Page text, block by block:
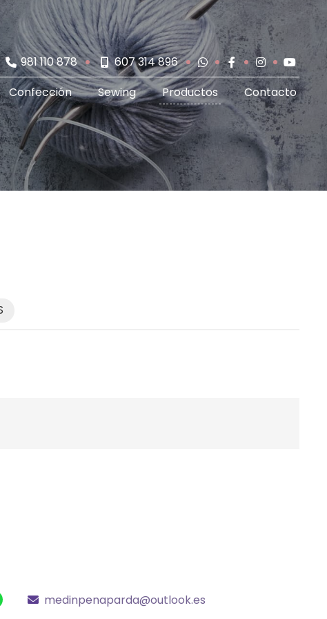
981 110 878
607 314 896
Confección Sewing Productos Contacto
medinpenaparda@outlook.es